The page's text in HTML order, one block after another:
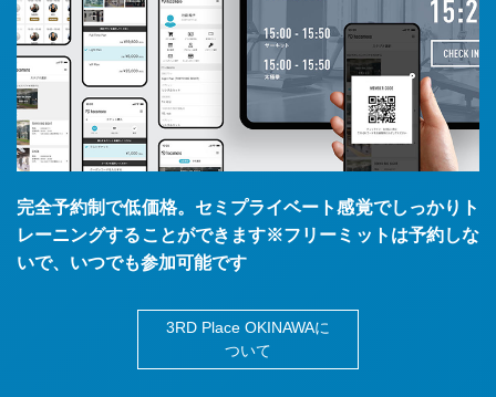
完全予約制で低価格。セミプライベート感覚でしっかりト
レーニングすることができます※フリーミットは予約しな
いで、いつでも参加可能です
3RD Place OKINAWAに
ついて